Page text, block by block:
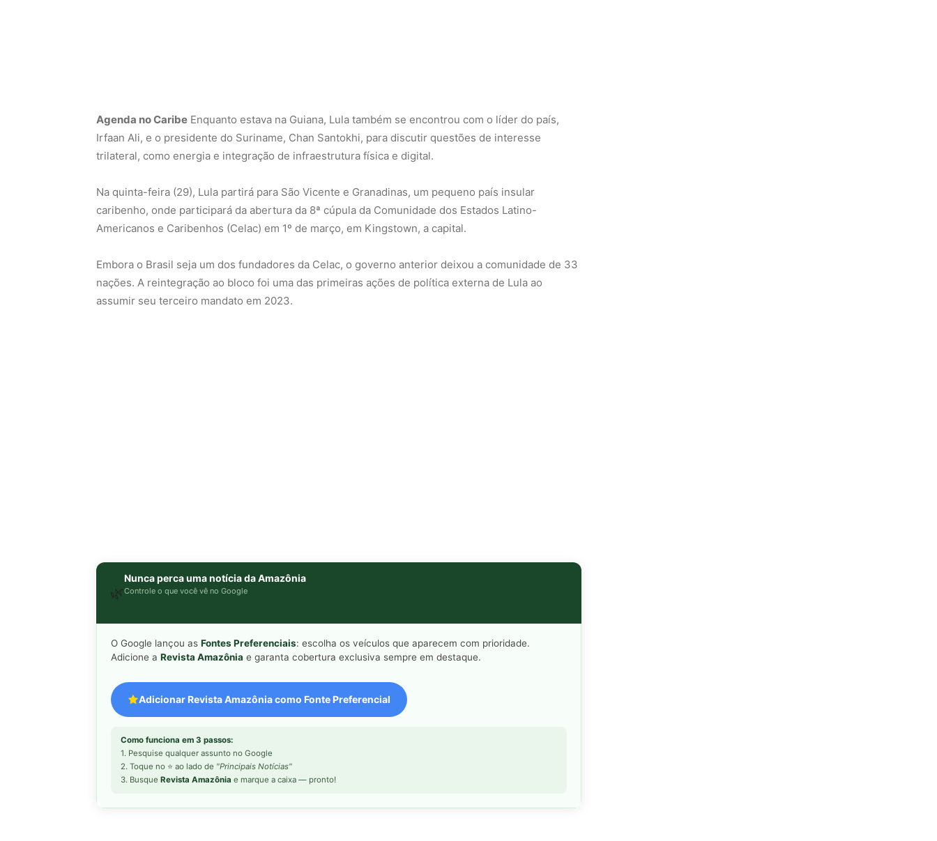
Agenda no Caribe Enquanto estava na Guiana, Lula também se encontrou com o líder do país,
Irfaan Ali, e o presidente do Suriname, Chan Santokhi, para discutir questões de interesse
trilateral, como energia e integração de infraestrutura física e digital.
Na quinta-feira (29), Lula partirá para São Vicente e Granadinas, um pequeno país insular
caribenho, onde participará da abertura da 8ª cúpula da Comunidade dos Estados Latino-
Americanos e Caribenhos (Celac) em 1º de março, em Kingstown, a capital.
Embora o Brasil seja um dos fundadores da Celac, o governo anterior deixou a comunidade de 33
nações. A reintegração ao bloco foi uma das primeiras ações de política externa de Lula ao
assumir seu terceiro mandato em 2023.
🌿
Nunca perca uma notícia da Amazônia
Controle o que você vê no Google
O Google lançou as Fontes Preferenciais: escolha os veículos que aparecem com prioridade.
Adicione a Revista Amazônia e garanta cobertura exclusiva sempre em destaque.
Adicionar Revista Amazônia como Fonte Preferencial
Como funciona em 3 passos:
1. Pesquise qualquer assunto no Google
2. Toque no ⭐ ao lado de "Principais Notícias"
3. Busque Revista Amazônia e marque a caixa — pronto!